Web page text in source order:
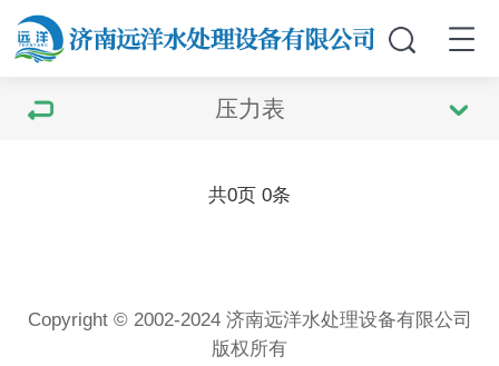
压力表
共0页 0条
Copyright © 2002-2024 济南远洋水处理设备有限公司
版权所有